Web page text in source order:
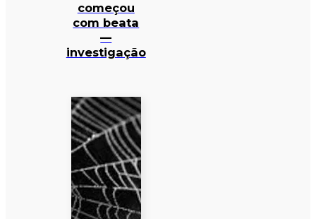
começou
com beata
—
investigação